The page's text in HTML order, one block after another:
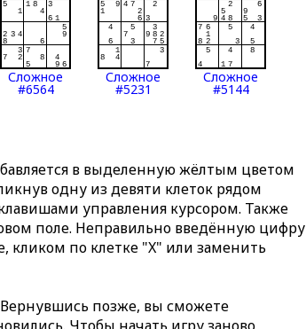
Сложное
#6564
Сложное
#5231
Сложное
#5144
в выделенную жёлтым цветом
одну из девяти клеток рядом
управления курсором. Также
поле. Неправильно введённую цифру
кликом по клетке "X" или заменить
Вернувшись позже, вы сможете